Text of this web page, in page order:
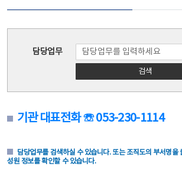
담당업무
검색
기관 대표전화 ☏ 053-230-1114
담당업무를 검색하실 수 있습니다. 또는 조직도의 부서명을
성원 정보를 확인할 수 있습니다.